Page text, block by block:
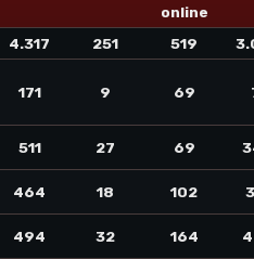
online
4.317 251 519
171 9 69
511 27 69
464 18 102
494 32 164